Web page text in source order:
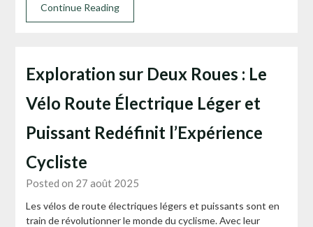
Continue Reading
Exploration sur Deux Roues : Le
Vélo Route Électrique Léger et
Puissant Redéfinit l’Expérience
Cycliste
Posted on 27 août 2025
Les vélos de route électriques légers et puissants sont en
train de révolutionner le monde du cyclisme. Avec leur